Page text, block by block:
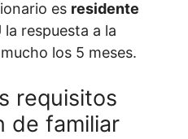
es residente
la respuesta a la
los 5 meses.
requisitos
de familiar